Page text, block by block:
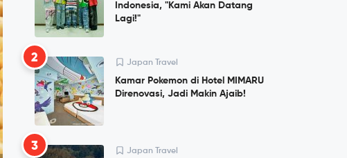
Indonesia, "Kami Akan Datang
Lagi!"
2 Japan Travel
Kamar Pokemon di Hotel MIMARU
Direnovasi, Jadi Makin Ajaib!
3 Japan Travel